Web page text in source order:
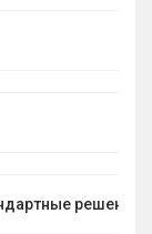
решения